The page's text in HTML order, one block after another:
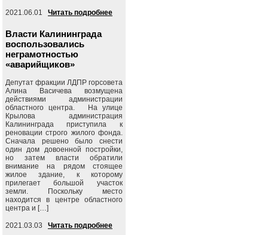
2021.06.01 Читать подробнее
Власти Калининграда
воспользовались
неграмотностью
«аварийщиков»
Депутат фракции ЛДПР горсовета
Алина Васичева возмущена
действиями администрации
областного центра. На улице
Крылова администрация
Калининграда приступила к
реновации строго жилого фонда.
Сначала решено было снести
один дом довоенной постройки,
но затем власти обратили
внимание на рядом стоящее
жилое здание, к которому
прилегает большой участок
земли. Поскольку место
находится в центре областного
центра и […]
2021.03.03 Читать подробнее